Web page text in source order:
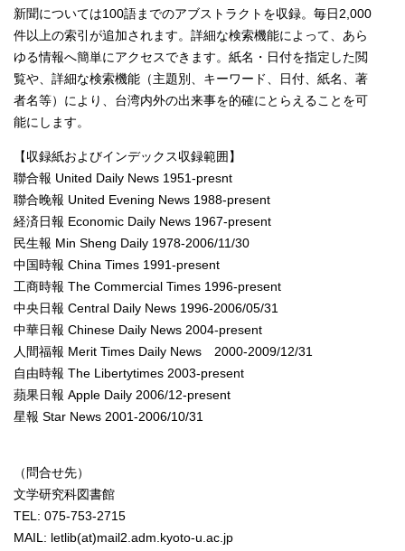
新聞については100語までのアブストラクトを収録。毎日2,000
件以上の索引が追加されます。詳細な検索機能によって、あら
ゆる情報へ簡単にアクセスできます。紙名・日付を指定した閲
覧や、詳細な検索機能（主題別、キーワード、日付、紙名、著
者名等）により、台湾内外の出来事を的確にとらえることを可
能にします。
【収録紙およびインデックス収録範囲】
聯合報 United Daily News 1951-presnt
聯合晚報 United Evening News 1988-present
経済日報 Economic Daily News 1967-present
民生報 Min Sheng Daily 1978-2006/11/30
中国時報 China Times 1991-present
工商時報 The Commercial Times 1996-present
中央日報 Central Daily News 1996-2006/05/31
中華日報 Chinese Daily News 2004-present
人間福報 Merit Times Daily News 2000-2009/12/31
自由時報 The Libertytimes 2003-present
蘋果日報 Apple Daily 2006/12-present
星報 Star News 2001-2006/10/31
（問合せ先）
文学研究科図書館
TEL: 075-753-2715
MAIL: letlib(at)mail2.adm.kyoto-u.ac.jp